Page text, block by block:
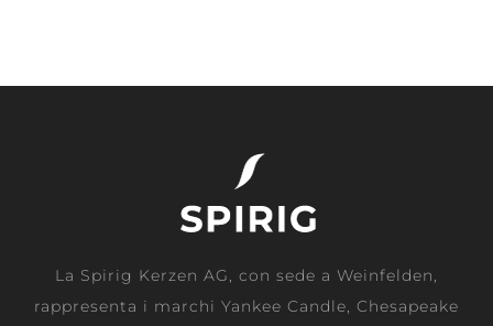
La Spirig Kerzen AG, con sede a Weinfelden,
rappresenta i marchi Yankee Candle, Chesapeake